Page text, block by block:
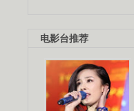
电影台推荐